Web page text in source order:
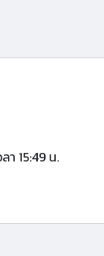
า 15:49 น.